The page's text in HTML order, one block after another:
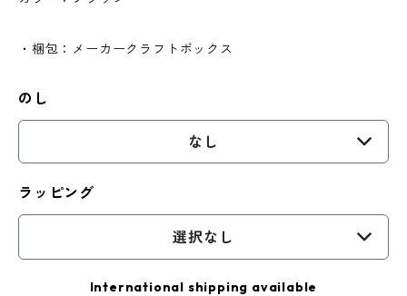
・梱包：メーカークラフトボックス
のし
なし
ラッピング
選択なし
International shipping available